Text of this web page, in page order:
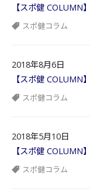
【スポ健 COLUMN
スポ健コラム
2018年8月6日
【スポ健 COLUMN
スポ健コラム
2018年5月10日
【スポ健 COLUMN
スポ健コラム